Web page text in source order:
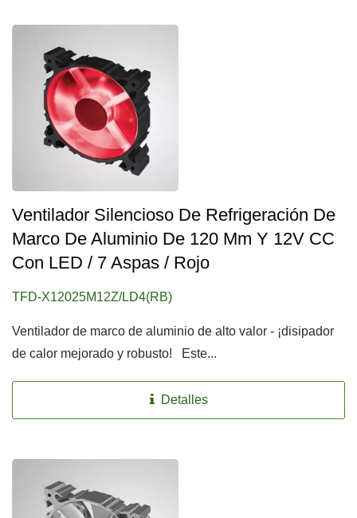
Ventilador Silencioso De Refrigeración De
Marco De Aluminio De 120 Mm Y 12V CC
Con LED / 7 Aspas / Rojo
TFD-X12025M12Z/LD4(RB)
Ventilador de marco de aluminio de alto valor - ¡disipador
de calor mejorado y robusto! Este...
Detalles